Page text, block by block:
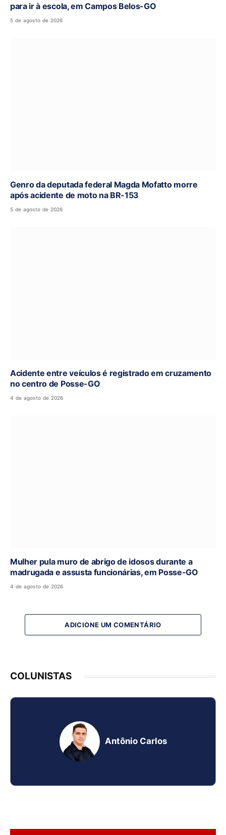
para ir à escola, em Campos Belos-GO
5 de agosto de 2026
Genro da deputada federal Magda Mofatto morre
após acidente de moto na BR-153
5 de agosto de 2026
Acidente entre veículos é registrado em cruzamento
no centro de Posse-GO
4 de agosto de 2026
Mulher pula muro de abrigo de idosos durante a
madrugada e assusta funcionárias, em Posse-GO
4 de agosto de 2026
ADICIONE UM COMENTÁRIO
COLUNISTAS
Antônio Carlos